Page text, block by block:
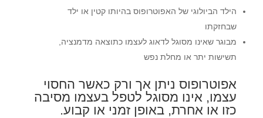
הילד הביולוגי של האפוטרופוס בהיותו קטין או ילד
שבחזקתו
מבוגר שאינו מסוגל לדאוג לעצמו כתוצאה מדמנציה,
תשישות יתר או מחלת נפש
אפוטרופוס ניתן אך ורק כאשר החסוי
עצמו, אינו מסוגל לטפל בעצמו מסיבה
כזו או אחרת, באופן זמני או קבוע.